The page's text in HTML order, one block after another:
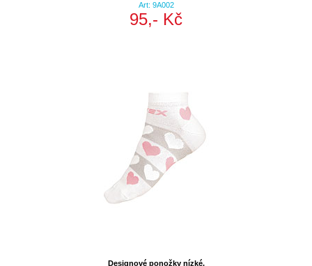
Art: 9A002
95,- Kč
Designové ponožky nízké.